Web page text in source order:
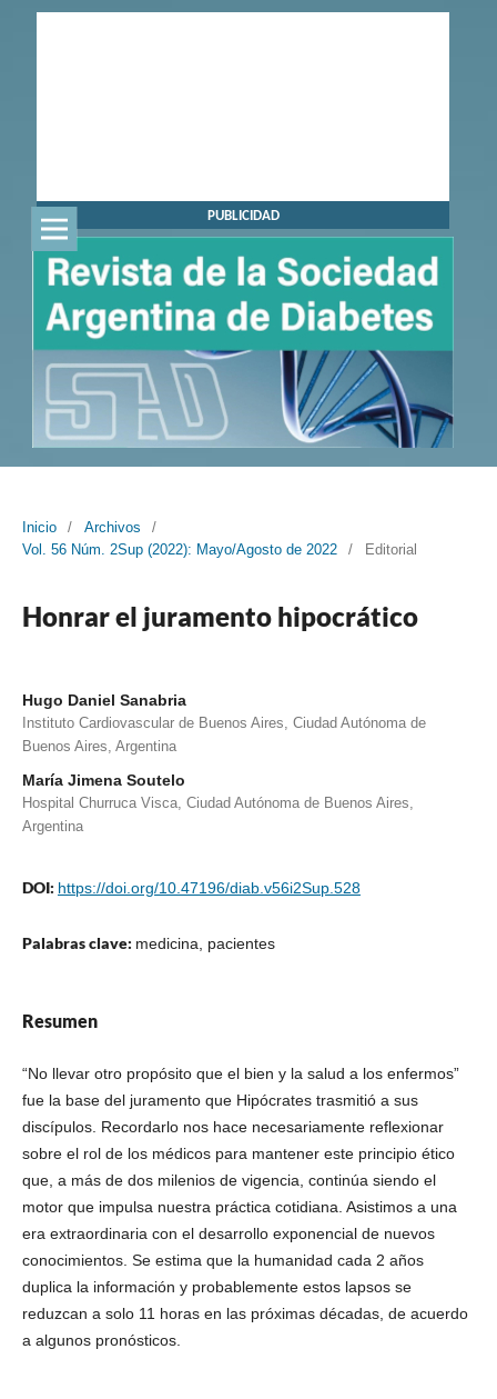
PUBLICIDAD
Inicio / Archivos
/
Vol. 56 Núm. 2Sup (2022): Mayo/Agosto de 2022
/ Editorial
Honrar el juramento hipocrático
Hugo Daniel Sanabria
Instituto Cardiovascular de Buenos Aires, Ciudad Autónoma de
Buenos Aires, Argentina
María Jimena Soutelo
Hospital Churruca Visca, Ciudad Autónoma de Buenos Aires,
Argentina
DOI: https://doi.org/10.47196/diab.v56i2Sup.528
Palabras clave: medicina, pacientes
Resumen
“No llevar otro propósito que el bien y la salud a los enfermos”
fue la base del juramento que Hipócrates trasmitió a sus
discípulos. Recordarlo nos hace necesariamente reflexionar
sobre el rol de los médicos para mantener este principio ético
que, a más de dos milenios de vigencia, continúa siendo el
motor que impulsa nuestra práctica cotidiana. Asistimos a una
era extraordinaria con el desarrollo exponencial de nuevos
conocimientos. Se estima que la humanidad cada 2 años
duplica la información y probablemente estos lapsos se
reduzcan a solo 11 horas en las próximas décadas, de acuerdo
a algunos pronósticos.